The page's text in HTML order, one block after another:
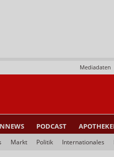
Mediadaten
PODCAST
Markt Politik Internationales